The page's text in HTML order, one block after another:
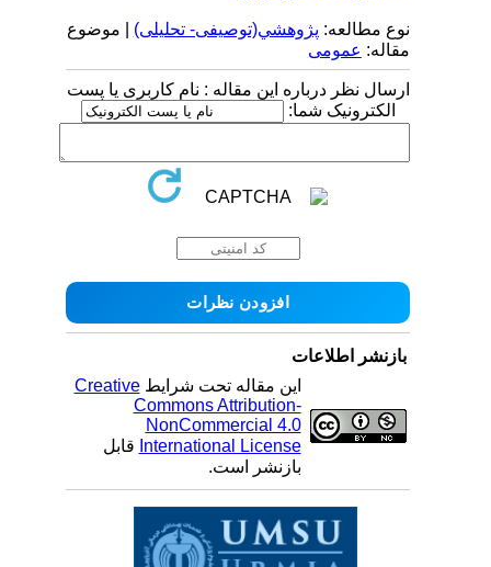
نوع مطالعه:پژوهشي(توصیفی- تحلیلی) | موضوع
مقاله:عمومى
ارسال نظر درباره این مقاله : نام کاربری یا پست
الکترونیک شما:
بازنشر اطلاعات
این مقاله تحت شرایطCreative
Commons Attribution-
NonCommercial 4.0
International Licenseقابل
بازنشر است.